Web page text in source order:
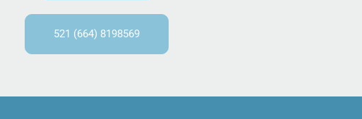
521 (664) 8198569